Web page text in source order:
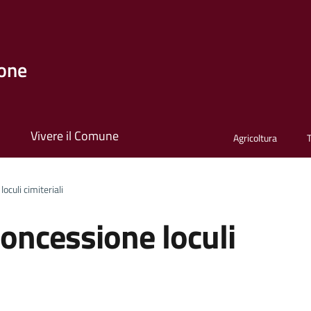
Vivere il Comune Agricoltura
cimiteriali
loculi